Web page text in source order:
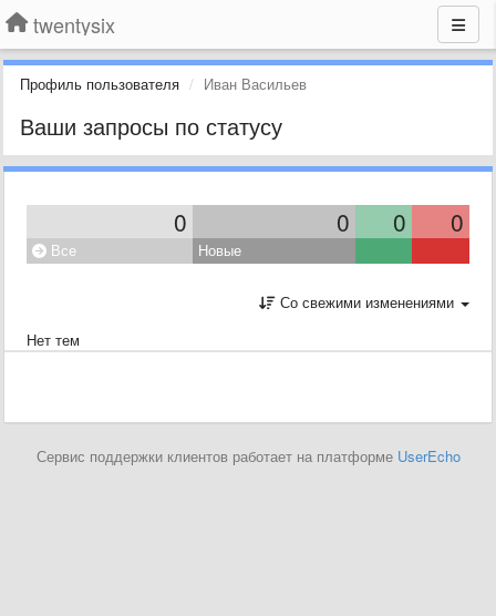
twentysix
Профиль пользователя Иван Васильев
Ваши запросы по статусу
0 0 0 0
Все Новые
Со свежими изменениями
Нет тем
Сервис поддержки клиентов работает на платформе UserEcho